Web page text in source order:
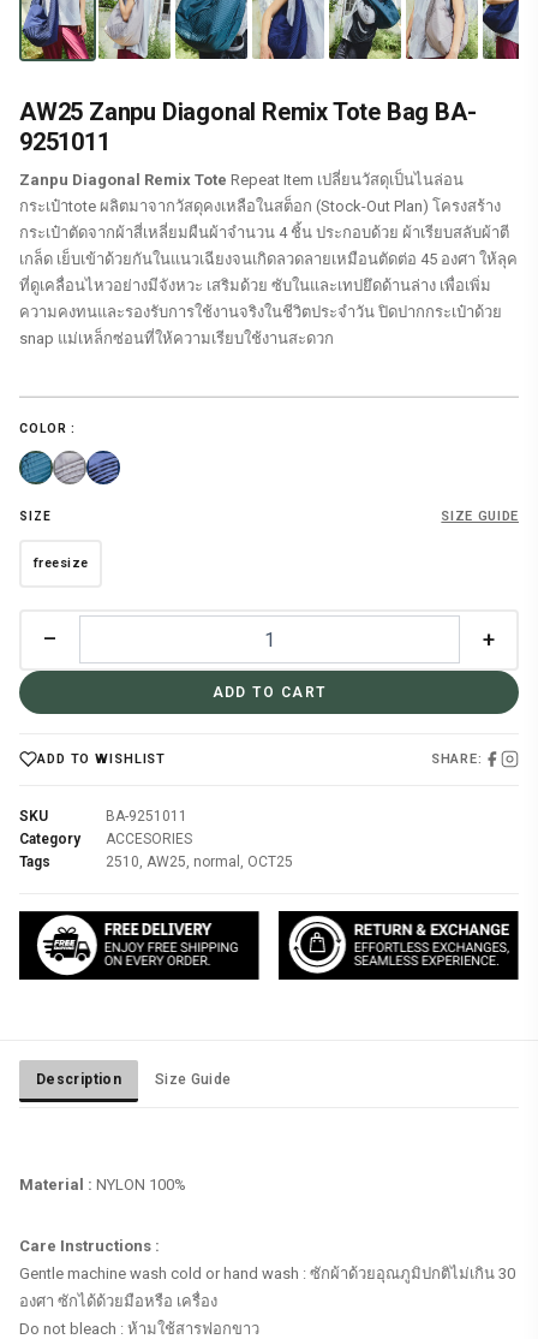
AW25 Zanpu Diagonal Remix Tote Bag BA-
9251011
Zanpu Diagonal Remix Tote Repeat Item เปลี่ยนวัสดุเป็นไนล่อน
กระเป๋าtote ผลิตมาจากวัสดุคงเหลือในสต็อก (Stock-Out Plan) โครงสร้าง
กระเป๋าตัดจากผ้าสี่เหลี่ยมผืนผ้าจำนวน 4 ชิ้น ประกอบด้วย ผ้าเรียบสลับผ้าตี
เกล็ด เย็บเข้าด้วยกันในแนวเฉียงจนเกิดลวดลายเหมือนตัดต่อ 45 องศา ให้ลุค
ที่ดูเคลื่อนไหวอย่างมีจังหวะ เสริมด้วย ซับในและเทปยึดด้านล่าง เพื่อเพิ่ม
ความคงทนและรองรับการใช้งานจริงในชีวิตประจำวัน ปิดปากกระเป๋าด้วย
snap แม่เหล็กซ่อนที่ให้ความเรียบใช้งานสะดวก
COLOR :
SIZE SIZE GUIDE
freesize
– +
ADD TO CART
ADD TO WISHLIST SHARE:
SKU
BA-9251011
Category
ACCESORIES
Tags
2510, AW25, normal , OCT25
Description Size Guide
Material : NYLON 100%
Gentle machine wash cold or hand wash : ซักผ้าด้วยอุณภูมิปกติไม่เกิน 30
องศา ซักได้ด้วยมือหรือ เครื่อง
Do not bleach : ห้ามใช้สารฟอกขาว